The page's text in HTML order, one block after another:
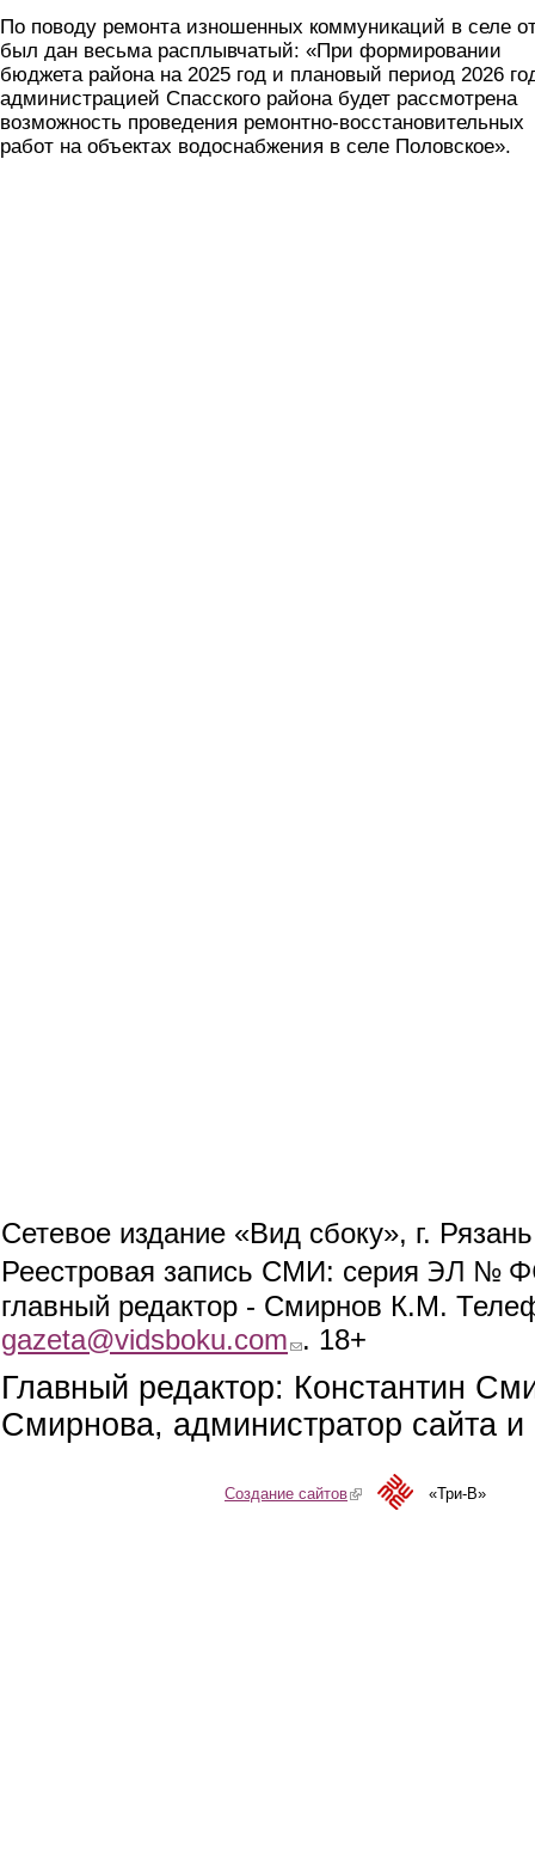
По поводу ремонта изношенных коммуникаций в селе
был дан весьма расплывчатый: «При формировании
бюджета района на 2025 год и плановый период 2026
администрацией Спасского района будет рассмотрена
возможность проведения ремонтно-восстановительных
работ на объектах водоснабжения в селе Половское».
Сетевое издание «Вид сбоку», г.
Реестровая запись СМИ: серия ЭЛ №
главный редактор - Смирнов К.М.
gazeta@vidsboku.com (link sends e-mail)
. 18+
Главный редактор: Константин
Смирнова, администратор сайта
Создание сайтов(link is external)«Три-В»